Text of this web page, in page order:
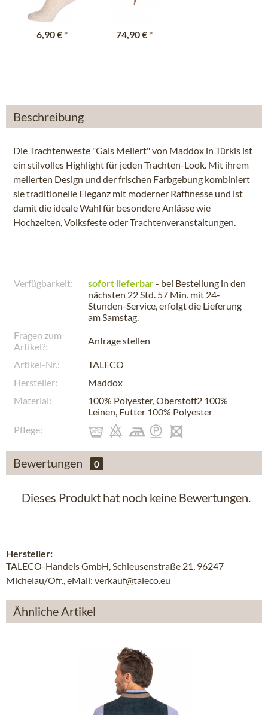
6,90 € * 74,90 € *
Beschreibung
Die Trachtenweste "Gais Meliert" von Maddox in Türkis ist
ein stilvolles Highlight für jeden Trachten-Look. Mit ihrem
melierten Design und der frischen Farbgebung kombiniert
sie traditionelle Eleganz mit moderner Raffinesse und ist
damit die ideale Wahl für besondere Anlässe wie
Hochzeiten, Volksfeste oder Trachtenveranstaltungen.
Verfügbarkeit: sofort lieferbar- bei Bestellung in den
nächsten 22 Std. 57 Min. mit 24-
Stunden-Service, erfolgt die Lieferung
amSamstag.
Fragen zum
Artikel?:
Anfrage stellen
Artikel-Nr.:
TALECO
Hersteller:
Maddox
Material:
100% Polyester, Oberstoff2 100%
Leinen, Futter 100% Polyester
Pflege:
Bewertungen 0
Dieses Produkt hat noch keine Bewertungen.
Hersteller:
TALECO-Handels GmbH, Schleusenstraße 21, 96247
Michelau/Ofr., eMail: verkauf@taleco.eu
Ähnliche Artikel